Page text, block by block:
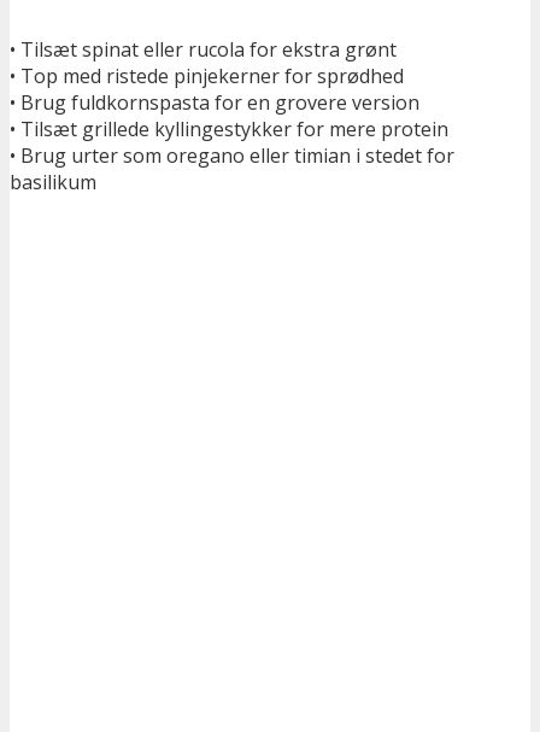
• Tilsæt spinat eller rucola for ekstra grønt
• Top med ristede pinjekerner for sprødhed
• Brug fuldkornspasta for en grovere version
• Tilsæt grillede kyllingestykker for mere protein
• Brug urter som oregano eller timian i stedet for
basilikum